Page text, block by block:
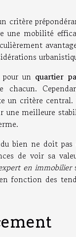
critère
une mobilité
un quartier
chacun.
un critère
une meilleure
bien ne doit
de voir sa
en immobilier
fonction des